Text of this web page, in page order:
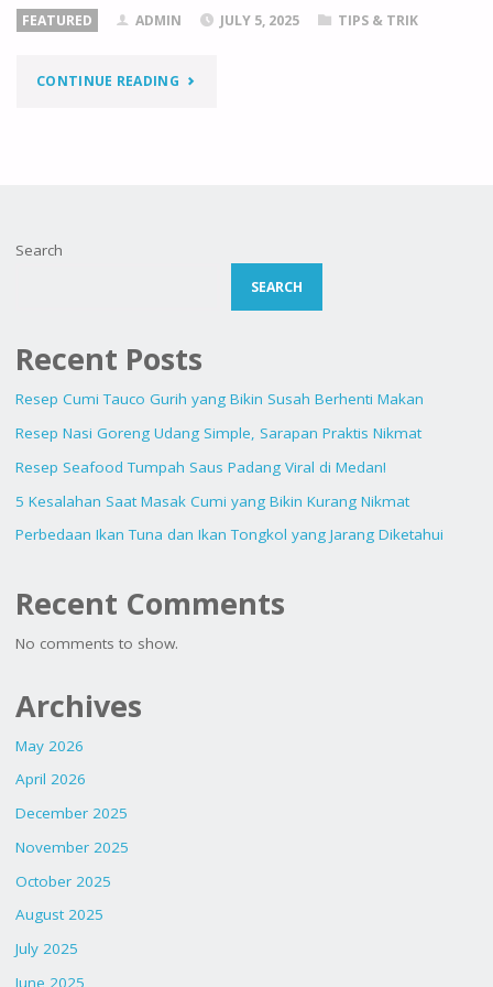
FEATURED ADMIN JULY 5, 2025 TIPS & TRIK
CONTINUE READING"CARA
Search
SEARCH
Recent Posts
Resep Cumi Tauco Gurih yang Bikin Susah Berhenti Makan
Resep Nasi Goreng Udang Simple, Sarapan Praktis Nikmat
Resep Seafood Tumpah Saus Padang Viral di Medan!
5 Kesalahan Saat Masak Cumi yang Bikin Kurang Nikmat
Perbedaan Ikan Tuna dan Ikan Tongkol yang Jarang Diketahui
Recent Comments
No comments to show.
Archives
May 2026
April 2026
December 2025
November 2025
October 2025
August 2025
July 2025
June 2025